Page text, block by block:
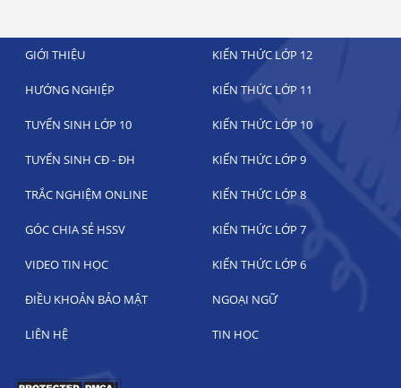
GIỚI THIỆU KIẾN THỨC LỚP 12
HƯỚNG NGHIỆP KIẾN THỨC LỚP 11
TUYỂN SINH LỚP 10 KIẾN THỨC LỚP 10
TUYỂN SINH CĐ - ĐH KIẾN THỨC LỚP 9
TRẮC NGHIỆM ONLINE KIẾN THỨC LỚP 8
GÓC CHIA SẺ HSSV KIẾN THỨC LỚP 7
VIDEO TIN HỌC KIẾN THỨC LỚP 6
ĐIỀU KHOẢN BẢO MẬT NGOẠI NGỮ
LIÊN HỆ TIN HỌC